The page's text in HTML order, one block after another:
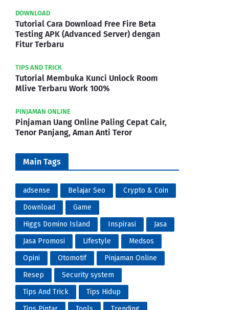
DOWNLOAD
Tutorial Cara Download Free Fire Beta
Testing APK (Advanced Server) dengan
Fitur Terbaru
TIPS AND TRICK
Tutorial Membuka Kunci Unlock Room
Mlive Terbaru Work 100%
PINJAMAN ONLINE
Pinjaman Uang Online Paling Cepat Cair,
Tenor Panjang, Aman Anti Teror
Main Tags
adsense Belajar Seo
Crypto & Coin
Download
Game
Higgs Domino Island
Inspirasi
Jasa
Jasa Promosi
Lifestyle
Medsos
Opini
Otomotif
Pinjaman Online
Resep
Security system
Tips And Trick
Tips Hidup